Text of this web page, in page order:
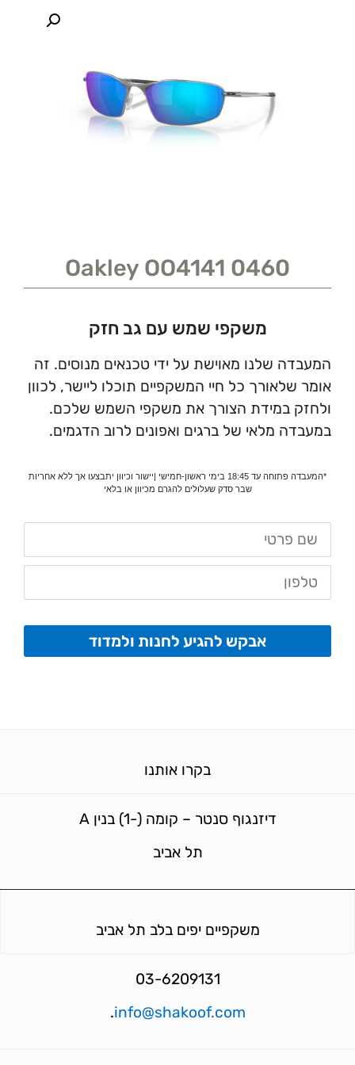
Oakley OO4141 0460
משקפי שמש עם גב חזק
המעבדה שלנו מאוישת על ידי טכנאים מנוסים. זה
אומר שלאורך כל חיי המשקפיים תוכלו ליישר, לכוון
ולחזק במידת הצורך את משקפי השמש שלכם.
במעבדה מלאי של ברגים ואפונים לרוב הדגמים.
*המעבדה פתוחה עד 18:45 בימי ראשון-חמישי |יישור וכיוון יתבצעו אך ללא אחריות
שבר סדק שעלולים להגרם מכיוון או בלאי
אבקש להגיע לחנות ולמדוד
בקרו אותנו
דיזנגוף סנטר – קומה (-1) בנין A
תל אביב
משקפיים יפים בלב תל אביב
03-6209131
info@shakoof.com
.